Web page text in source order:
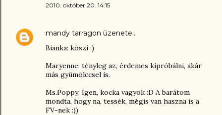
2010. október 20. 14:15
mandy tarragon üzenete…
Bianka: köszi :)
Maryenne: tényleg az, érdemes kipróbálni, akár
más gyümölccsel is.
Ms.Poppy: Igen, kocka vagyok :D A barátom
mondta, hogy na, tessék, mégis van haszna is a
FV-nek :))